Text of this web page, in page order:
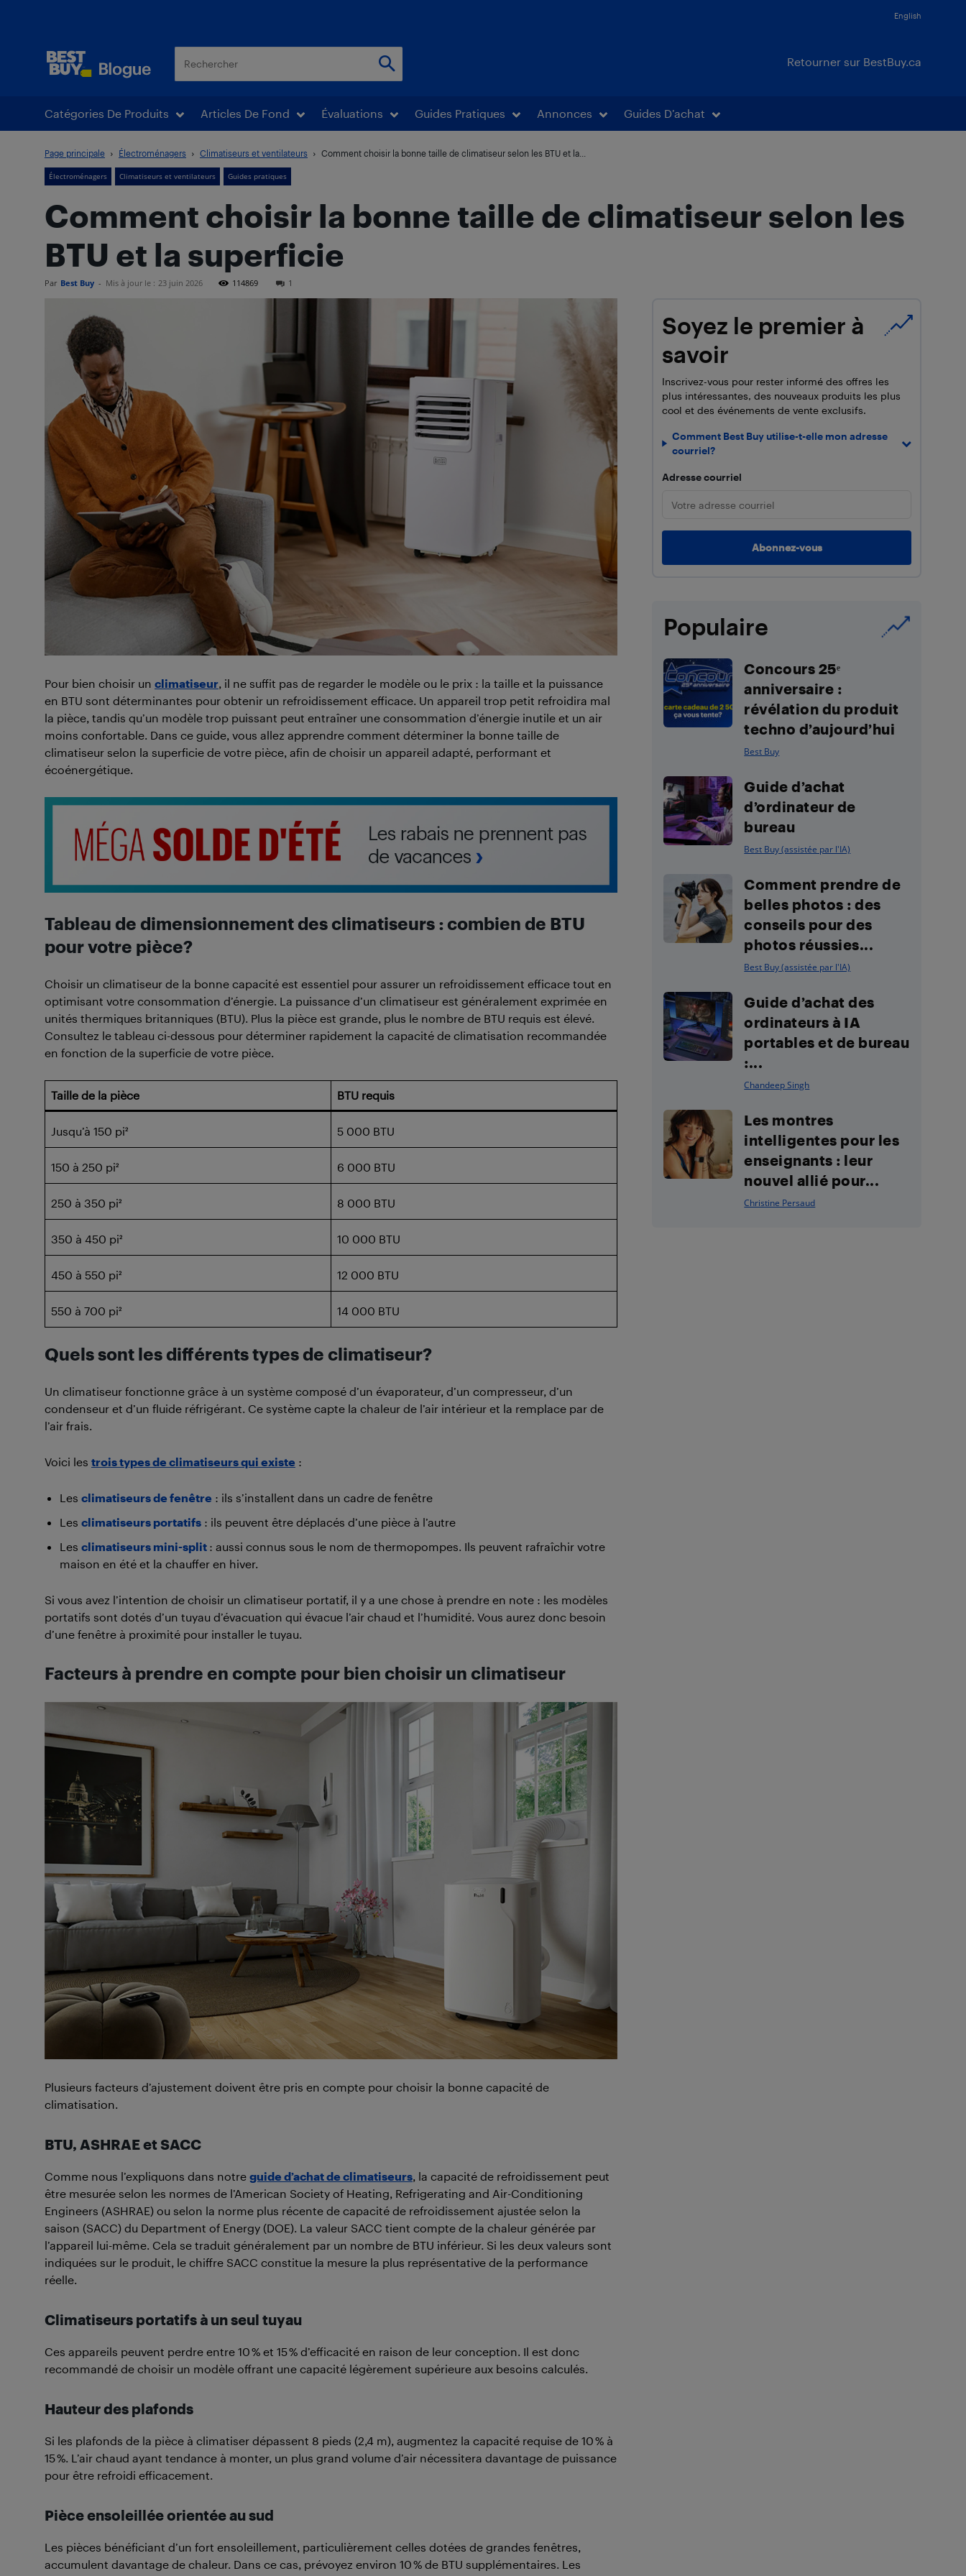
English
Retourner sur BestBuy.ca
Catégories De Produits Articles De Fond Évaluations Guides Pratiques Annonces Guides D’achat
Page principale Électroménagers Climatiseurs et ventilateurs Comment choisir la bonne taille de climatiseur selon les BTU et la...
Électroménagers Climatiseurs et ventilateurs Guides pratiques
Comment choisir la bonne taille de climatiseur selon les
BTU et la superficie
Par Best Buy - Mis à jour le : 23 juin 2026 114869 1
Pour bien choisir un climatiseur, il ne suffit pas de regarder le modèle ou le prix : la taille et la puissance
en BTU sont déterminantes pour obtenir un refroidissement efficace. Un appareil trop petit refroidira mal
la pièce, tandis qu’un modèle trop puissant peut entraîner une consommation d’énergie inutile et un air
moins confortable. Dans ce guide, vous allez apprendre comment déterminer la bonne taille de
climatiseur selon la superficie de votre pièce, afin de choisir un appareil adapté, performant et
écoénergétique.
Tableau de dimensionnement des climatiseurs : combien de BTU
pour votre pièce?
Choisir un climatiseur de la bonne capacité est essentiel pour assurer un refroidissement efficace tout en
optimisant votre consommation d’énergie. La puissance d’un climatiseur est généralement exprimée en
unités thermiques britanniques (BTU). Plus la pièce est grande, plus le nombre de BTU requis est élevé.
Consultez le tableau ci-dessous pour déterminer rapidement la capacité de climatisation recommandée
en fonction de la superficie de votre pièce.
Taille de la pièce BTU requis
Jusqu’à 150 pi² 5 000 BTU
150 à 250 pi² 6 000 BTU
250 à 350 pi² 8 000 BTU
350 à 450 pi² 10 000 BTU
450 à 550 pi² 12 000 BTU
550 à 700 pi² 14 000 BTU
Quels sont les différents types de climatiseur?
Un climatiseur fonctionne grâce à un système composé d’un évaporateur, d’un compresseur, d’un
condenseur et d’un fluide réfrigérant. Ce système capte la chaleur de l’air intérieur et la remplace par de
l’air frais.
Voici les trois types de climatiseurs qui existe :
Les climatiseurs de fenêtre : ils s’installent dans un cadre de fenêtre
Les climatiseurs portatifs : ils peuvent être déplacés d’une pièce à l’autre
Les climatiseurs mini-split : aussi connus sous le nom de thermopompes. Ils peuvent rafraîchir votre
maison en été et la chauffer en hiver.
Si vous avez l’intention de choisir un climatiseur portatif, il y a une chose à prendre en note : les modèles
portatifs sont dotés d’un tuyau d’évacuation qui évacue l’air chaud et l’humidité. Vous aurez donc besoin
d’une fenêtre à proximité pour installer le tuyau.
Facteurs à prendre en compte pour bien choisir un climatiseur
Plusieurs facteurs d’ajustement doivent être pris en compte pour choisir la bonne capacité de
climatisation.
BTU, ASHRAE et SACC
Comme nous l’expliquons dans notre guide d’achat de climatiseurs, la capacité de refroidissement peut
être mesurée selon les normes de l’American Society of Heating, Refrigerating and Air-Conditioning
Engineers (ASHRAE) ou selon la norme plus récente de capacité de refroidissement ajustée selon la
saison (SACC) du Department of Energy (DOE). La valeur SACC tient compte de la chaleur générée par
l’appareil lui-même. Cela se traduit généralement par un nombre de BTU inférieur. Si les deux valeurs sont
indiquées sur le produit, le chiffre SACC constitue la mesure la plus représentative de la performance
réelle.
Climatiseurs portatifs à un seul tuyau
Ces appareils peuvent perdre entre 10 % et 15 % d’efficacité en raison de leur conception. Il est donc
recommandé de choisir un modèle offrant une capacité légèrement supérieure aux besoins calculés.
Hauteur des plafonds
Si les plafonds de la pièce à climatiser dépassent 8 pieds (2,4 m), augmentez la capacité requise de 10 % à
15 %. L’air chaud ayant tendance à monter, un plus grand volume d’air nécessitera davantage de puissance
pour être refroidi efficacement.
Pièce ensoleillée orientée au sud
Les pièces bénéficiant d’un fort ensoleillement, particulièrement celles dotées de grandes fenêtres,
accumulent davantage de chaleur. Dans ce cas, prévoyez environ 10 % de BTU supplémentaires. Les
Soyez le premier à
savoir
Inscrivez-vous pour rester informé des offres les
plus intéressantes, des nouveaux produits les plus
cool et des événements de vente exclusifs.
Comment Best Buy utilise-t-elle mon adresse
courriel?
Adresse courriel
Populaire
Concours 25ᵉ
anniversaire :
révélation du produit
techno d’aujourd’hui
Best Buy
Guide d’achat
d’ordinateur de
bureau
Best Buy (assistée par l'IA)
Comment prendre de
belles photos : des
conseils pour des
photos réussies...
Best Buy (assistée par l'IA)
Guide d’achat des
ordinateurs à IA
portables et de bureau
:...
Chandeep Singh
Les montres
intelligentes pour les
enseignants : leur
nouvel allié pour...
Christine Persaud